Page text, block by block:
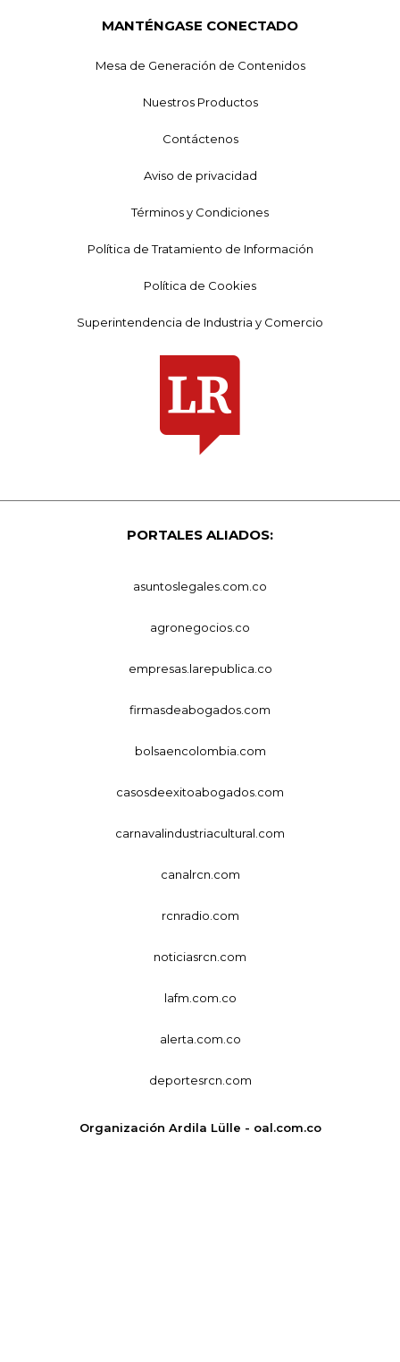
MANTÉNGASE CONECTADO
Mesa de Generación de Contenidos
Nuestros Productos
Contáctenos
Aviso de privacidad
Términos y Condiciones
Política de Tratamiento de Información
Política de Cookies
Superintendencia de Industria y Comercio
PORTALES ALIADOS:
asuntoslegales.com.co
agronegocios.co
empresas.larepublica.co
firmasdeabogados.com
bolsaencolombia.com
casosdeexitoabogados.com
carnavalindustriacultural.com
canalrcn.com
rcnradio.com
noticiasrcn.com
lafm.com.co
alerta.com.co
deportesrcn.com
Organización Ardila Lülle - oal.com.co